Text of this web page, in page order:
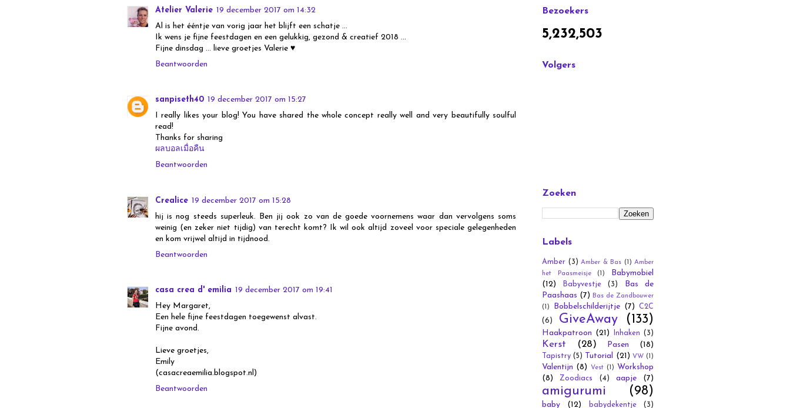
Atelier Valerie 19 december 2017 om 14:32
Al is het ééntje van vorig jaar het blijft een schatje ...
Ik wens je fijne feestdagen en een gelukkig, gezond & creatief 2018 ...
Fijne dinsdag ... lieve groetjes Valerie ♥
Beantwoorden
sanpiseth40 19 december 2017 om 15:27
I really likes your blog! You have shared the whole concept really well and very beautifully soulful
read!
Thanks for sharing
ผลบอลเมื่อคืน
Beantwoorden
Crealice 19 december 2017 om 15:28
hij is nog steeds superleuk. Ben jij ook zo van de goede voornemens waar dan vervolgens soms
weinig (en zeker niet tijdig) van terecht komt? Ik wil ook altijd zoveel voor speciale gelegenheden
en kom vrijwel altijd in tijdnood.
Beantwoorden
casa crea d' emilia 19 december 2017 om 19:41
Hey Margaret,
Een hele fijne feestdagen toegewenst alvast.
Fijne avond.
Lieve groetjes,
Emily
(casacreaemilia.blogspot.nl)
Beantwoorden
Bezoekers
5,232,503
Volgers
Zoeken
Labels
Amber (3) Amber & Bas (1) Amber
het Paasmeisje
(1)
Babymobiel
(12)
Babyvestje (3)
Bas de
Paashaas (7)
Bas de Zandbouwer
(1)
Bobbelschilderijtje (7)
C2C
(6)
GiveAway (133)
Haakpatroon (21) Inhaken (3)
Kerst (28) Pasen (18)
Tapistry (5) Tutorial (21) VW (1)
Valentijn (8) Vest (1)
Workshop
(8)
Zoodiacs (4) aapje (7)
amigurumi (98)
baby (12) babydekentje
(3)